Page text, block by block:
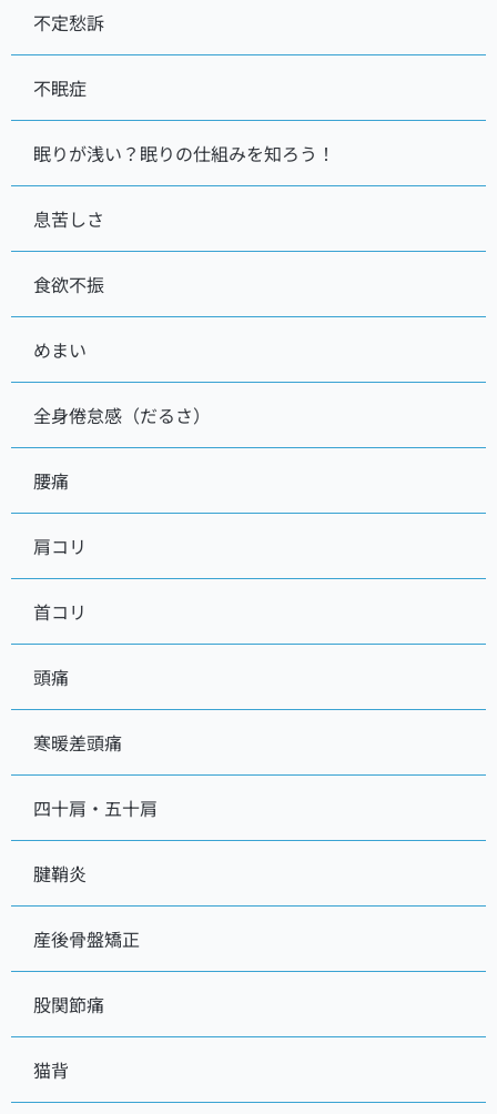
不定愁訴
不眠症
眠りが浅い？眠りの仕組みを知ろう！
息苦しさ
食欲不振
めまい
全身倦怠感（だるさ）
腰痛
肩コリ
首コリ
頭痛
寒暖差頭痛
四十肩・五十肩
腱鞘炎
産後骨盤矯正
股関節痛
猫背